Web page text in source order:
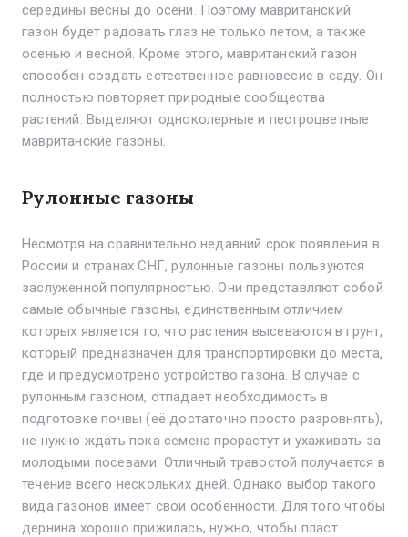
середины весны до осени. Поэтому мавританский
газон будет радовать глаз не только летом, а также
осенью и весной. Кроме этого, мавританский газон
способен создать естественное равновесие в саду. Он
полностью повторяет природные сообщества
растений. Выделяют одноколерные и пестроцветные
мавританские газоны.
Рулонные газоны
Несмотря на сравнительно недавний срок появления в
России и странах СНГ, рулонные газоны пользуются
заслуженной популярностью. Они представляют собой
самые обычные газоны, единственным отличием
которых является то, что растения высеваются в грунт,
который предназначен для транспортировки до места,
где и предусмотрено устройство газона. В случае с
рулонным газоном, отпадает необходимость в
подготовке почвы (её достаточно просто разровнять),
не нужно ждать пока семена прорастут и ухаживать за
молодыми посевами. Отличный травостой получается в
течение всего нескольких дней. Однако выбор такого
вида газонов имеет свои особенности. Для того чтобы
дернина хорошо прижилась, нужно, чтобы пласт